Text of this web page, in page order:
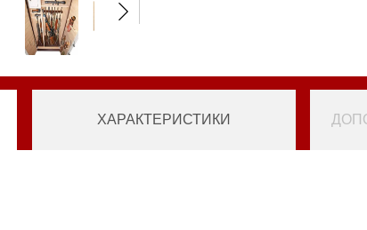
ХАРАКТЕРИСТИКИ